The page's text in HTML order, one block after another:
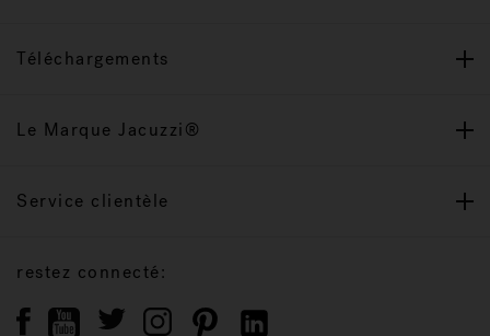
Téléchargements
Le Marque Jacuzzi®
Service clientèle
restez connecté: